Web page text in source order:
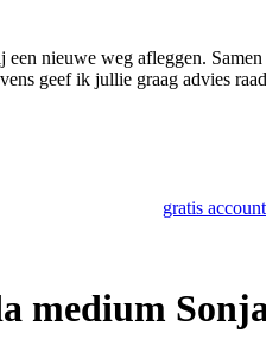
nieuwe weg afleggen.
geef ik jullie graag advies
gratis account
medium